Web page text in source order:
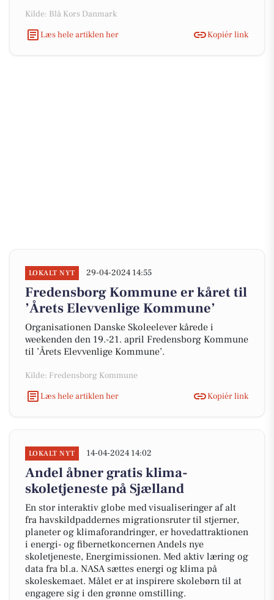
Kilde: Blå Kors Danmark
Læs hele artiklen her
Kopiér link
LOKALT NYT 29-04-2024 14:55
Fredensborg Kommune er kåret til
’Årets Elevvenlige Kommune’
Organisationen Danske Skoleelever kårede i
weekenden den 19.-21. april Fredensborg Kommune
til ’Årets Elevvenlige Kommune’.
Kilde: Fredensborg Kommune
Læs hele artiklen her
Kopiér link
LOKALT NYT 14-04-2024 14:02
Andel åbner gratis klima-
skoletjeneste på Sjælland
En stor interaktiv globe med visualiseringer af alt
fra havskildpaddernes migrationsruter til stjerner,
planeter og klimaforandringer, er hovedattraktionen
i energi- og fibernetkoncernen Andels nye
skoletjeneste, Energimissionen. Med aktiv læring og
data fra bl.a. NASA sættes energi og klima på
skoleskemaet. Målet er at inspirere skolebørn til at
engagere sig i den grønne omstilling.